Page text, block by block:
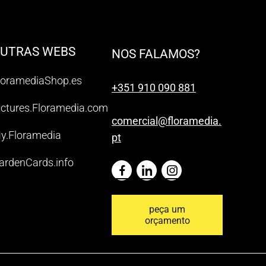
WEBS NOS FALAMOS?
+351 910 090 881
comercial@floramedia.
pt
peça um
orçamento